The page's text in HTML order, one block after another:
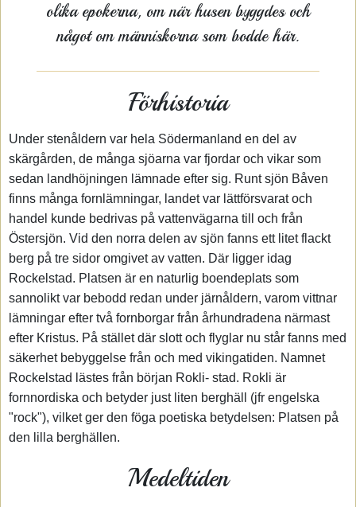
olika epokerna, om när husen byggdes och
något om människorna som bodde här.
Förhistoria
Under stenåldern var hela Södermanland en del av
skärgården, de många sjöarna var fjordar och vikar som
sedan landhöjningen lämnade efter sig. Runt sjön Båven
finns många fornlämningar, landet var lättförsvarat och
handel kunde bedrivas på vattenvägarna till och från
Östersjön. Vid den norra delen av sjön fanns ett litet flackt
berg på tre sidor omgivet av vatten. Där ligger idag
Rockelstad. Platsen är en naturlig boendeplats som
sannolikt var bebodd redan under järnåldern, varom vittnar
lämningar efter två fornborgar från århundradena närmast
efter Kristus. På stället där slott och flyglar nu står fanns med
säkerhet bebyggelse från och med vikingatiden. Namnet
Rockelstad lästes från början Rokli- stad. Rokli är
fornnordiska och betyder just liten berghäll (jfr engelska
"rock"), vilket ger den föga poetiska betydelsen: Platsen på
den lilla berghällen.
Medeltiden